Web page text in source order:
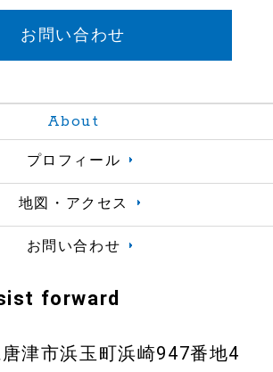
お問い合わせ
About
プロフィール
地図・アクセス
お問い合わせ
forward
津市浜玉町浜崎947番地4